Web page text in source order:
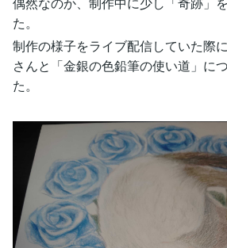
た。
制作の様子をライブ配信していた際
さんと「金銀の色鉛筆の使い道」に
た。